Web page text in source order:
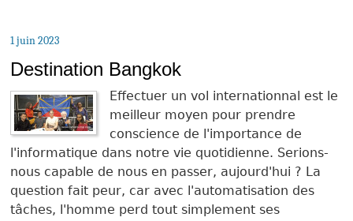
1 juin 2023
Destination Bangkok
Effectuer un vol internationnal est le
meilleur moyen pour prendre
conscience de l'importance de
l'informatique dans notre vie quotidienne. Serions-
nous capable de nous en passer, aujourd'hui ? La
question fait peur, car avec l'automatisation des
tâches, l'homme perd tout simplement ses